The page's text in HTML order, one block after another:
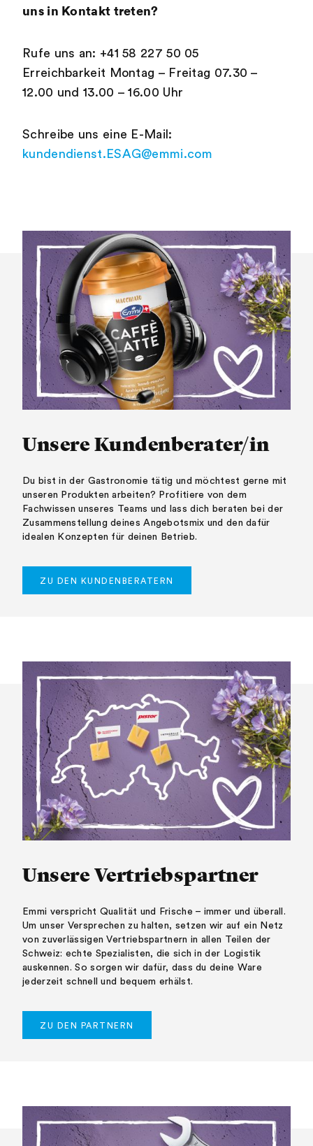
uns in Kontakt treten?
Rufe uns an: +41 58 227 50 05
Erreichbarkeit Montag – Freitag 07.30 –
12.00 und 13.00 – 16.00 Uhr
Schreibe uns eine E-Mail:
kundendienst.ESAG@emmi.com
Unsere Kundenberater/in
Du bist in der Gastronomie tätig und möchtest gerne mit
unseren Produkten arbeiten? Profitiere von dem
Fachwissen unseres Teams und lass dich beraten bei der
Zusammenstellung deines Angebotsmix und den dafür
idealen Konzepten für deinen Betrieb.
ZU DEN KUNDENBERATERN
Unsere Vertriebspartner
Emmi verspricht Qualität und Frische – immer und überall.
Um unser Versprechen zu halten, setzen wir auf ein Netz
von zuverlässigen Vertriebspartnern in allen Teilen der
Schweiz: echte Spezialisten, die sich in der Logistik
auskennen. So sorgen wir dafür, dass du deine Ware
jederzeit schnell und bequem erhälst.
ZU DEN PARTNERN